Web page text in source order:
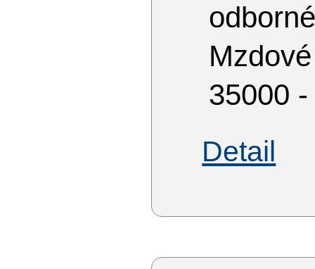
35000 -
Detail